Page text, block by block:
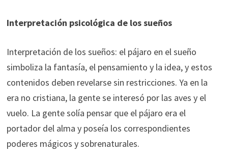
Interpretación psicológica de los sueños
Interpretación de los sueños: el pájaro en el sueño
simboliza la fantasía, el pensamiento y la idea, y estos
contenidos deben revelarse sin restricciones. Ya en la
era no cristiana, la gente se interesó por las aves y el
vuelo. La gente solía pensar que el pájaro era el
portador del alma y poseía los correspondientes
poderes mágicos y sobrenaturales.